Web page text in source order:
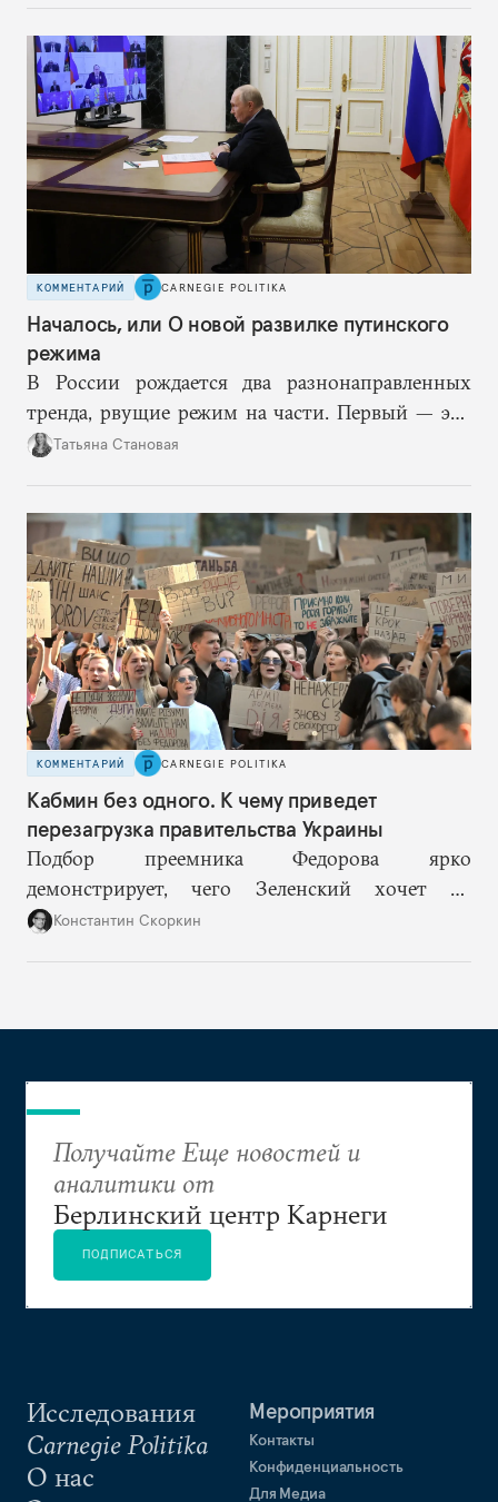
КОММЕНТАРИЙ CARNEGIE POLITIKA
Началось, или О новой развилке путинского
режима
В России рождается два разнонаправленных
тренда, рвущие режим на части. Первый — это
путинская логика войны, где эскалация влечет за
возможностей, на компетентность в принятии
решений и адекватное целеполагание.
Татьяна Становая
КОММЕНТАРИЙ CARNEGIE POLITIKA
Кабмин без одного. К чему приведет
перезагрузка правительства Украины
Подбор преемника Федорова ярко
демонстрирует, чего Зеленский хочет от
высшего военного руководства: продолжить
Константин Скоркин
Исследования
Carnegie Politika
О нас
Мероприятия
Контакты
Конфиденциальность
Для Медиа
Получайте Еще новостей и
аналитики от
Берлинский центр Карнеги
ПОДПИСАТЬСЯ